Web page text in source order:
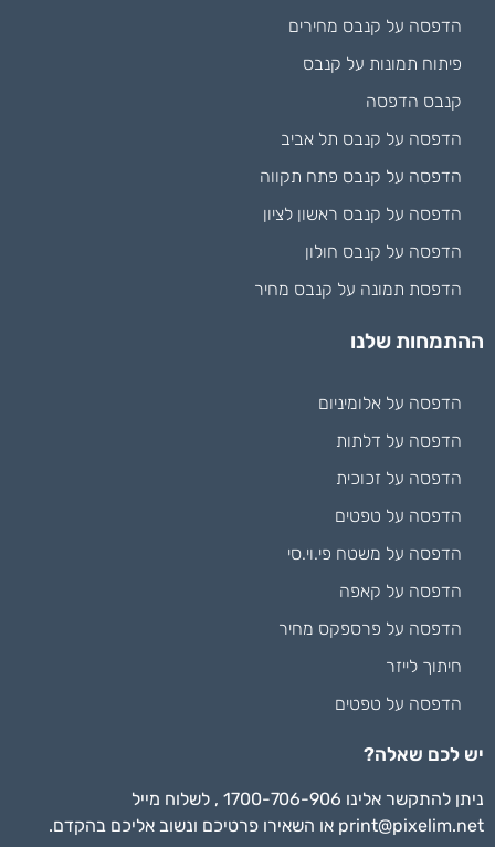
הדפסה על קנבס מחירים
פיתוח תמונות על קנבס
קנבס הדפסה
הדפסה על קנבס תל אביב
הדפסה על קנבס פתח תקווה
הדפסה על קנבס ראשון לציון
הדפסה על קנבס חולון
הדפסת תמונה על קנבס מחיר
ההתמחות שלנו
הדפסה על אלומיניום
הדפסה על דלתות
הדפסה על זכוכית
הדפסה על טפטים
הדפסה על משטח פי.וי.סי
הדפסה על קאפה
הדפסה על פרספקס מחיר
חיתוך לייזר
הדפסה על טפטים
יש לכם שאלה?
ניתן להתקשר אלינו 1700-706-906 , לשלוח מייל
print@pixelim.net או השאירו פרטיכם ונשוב אליכם בהקדם.